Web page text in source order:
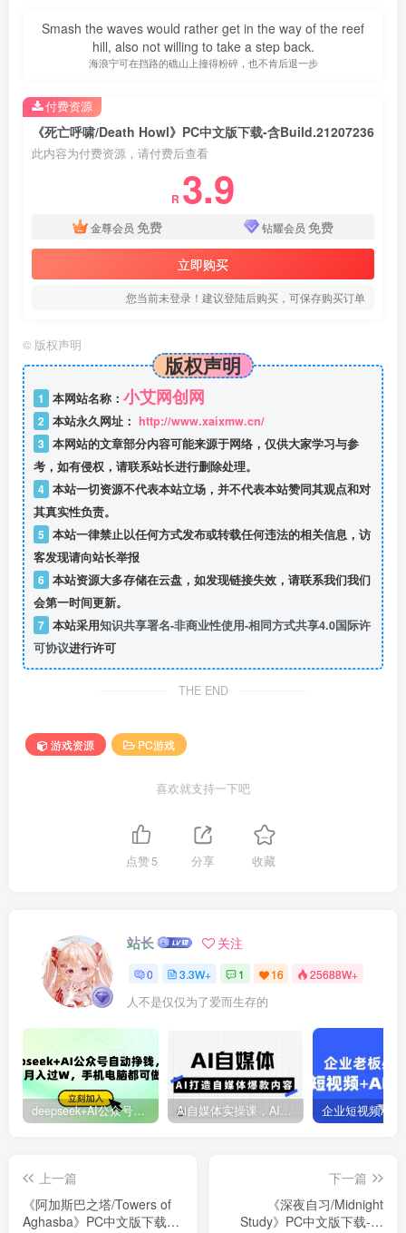
Smash the waves would rather get in the way of the reef
hill, also not willing to take a step back.
海浪宁可在挡路的礁山上撞得粉碎，也不肯后退一步
《死亡呼啸/Death Howl》PC中文版下载-含Build.21207236
此内容为付费资源，请付费后查看
R 3.9
金尊会员 免费 钻耀会员 免费
立即购买
您当前未登录！建议登陆后购买，可保存购买订单
付费资源
© 版权声明
版权声明
1 本网站名称： 小艾网创网
2 本站永久网址： http://www.xaixmw.cn/
3 本网站的文章部分内容可能来源于网络，仅供大家学习与参
考，如有侵权，请联系站长进行删除处理。
4 本站一切资源不代表本站立场，并不代表本站赞同其观点和对
其真实性负责。
5 本站一律禁止以任何方式发布或转载任何违法的相关信息，访
客发现请向站长举报
6 本站资源大多存储在云盘，如发现链接失效，请联系我们我们
会第一时间更新。
7 本站采用知识共享署名-非商业性使用-相同方式共享4.0国际许
可协议进行许可
THE END
游戏资源 PC游戏
喜欢就支持一下吧
点赞5 分享 收藏
站长 关注
0 3.3W+ 1 16 25688W+
人不是仅仅为了爱而生存的
deepseek+AI公众号自动挣钱，轻松月入过W，手机电脑都可做 Ai自媒体实操课，AI打造自媒体爆款内容
上一篇
《阿加斯巴之塔/Towers of
Aghasba》PC中文版下载-
下一篇
《深夜自习/Midnight
Study》PC中文版下载-含